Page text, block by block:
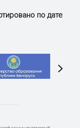
по дате